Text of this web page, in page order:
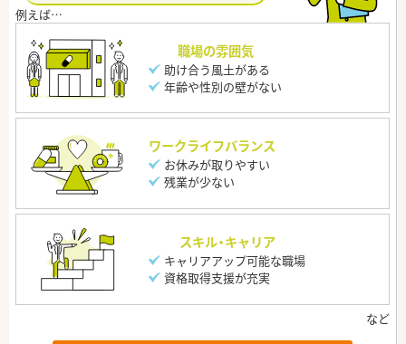
職場の雰囲気
助け合う風土がある
年齢や性別の壁がない
ワークライフバランス
お休みが取りやすい
残業が少ない
スキル・キャリア
キャリアアップ可能な職場
資格取得支援が充実